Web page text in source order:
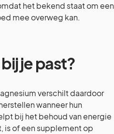
het bekend staat om een
mee overweg kan.
je past?
verschilt daardoor
wanneer hun
bij het behoud van energie
is of een supplement op